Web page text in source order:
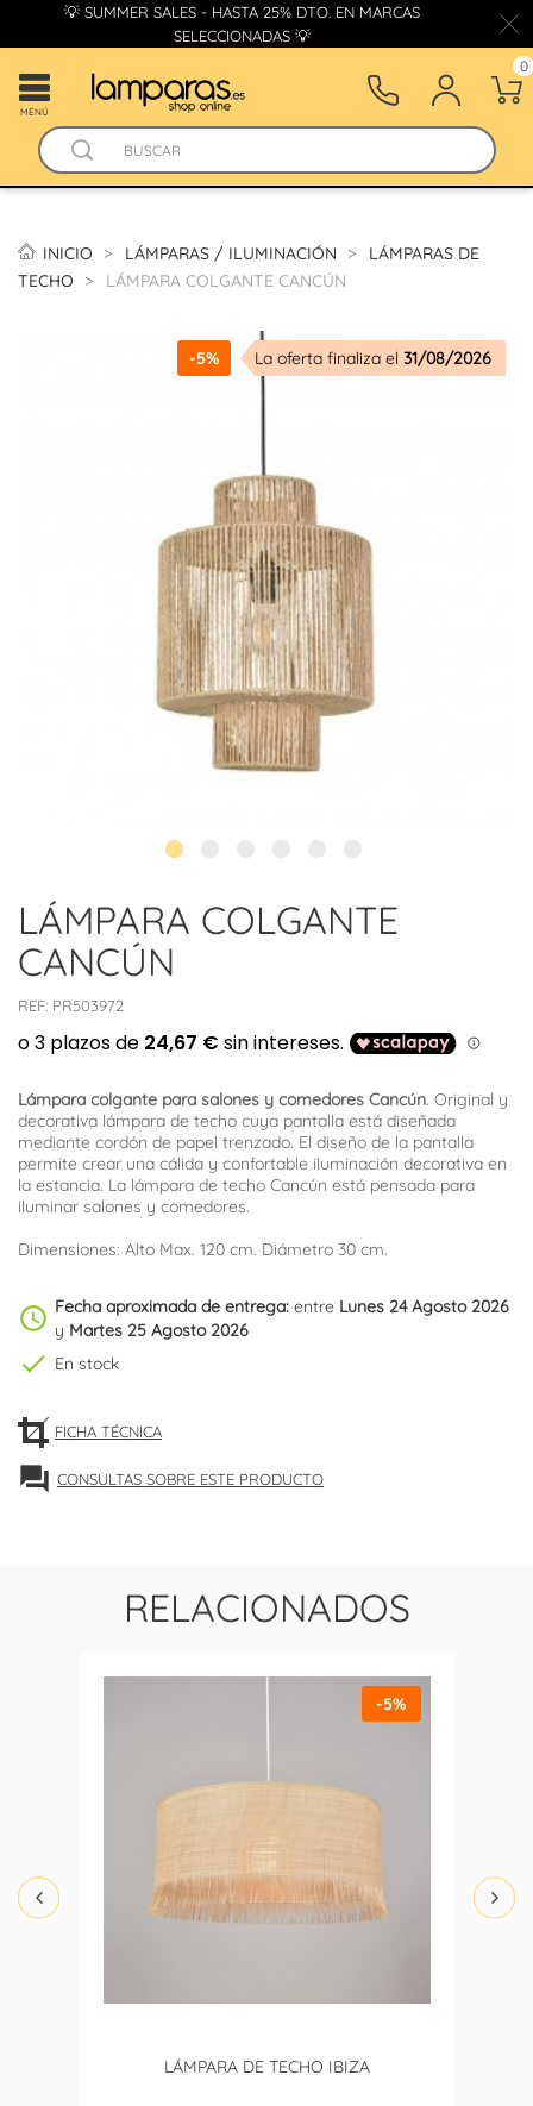
💡 SUMMER SALES - HASTA 25% DTO. EN MARCAS
SELECCIONADAS 💡
MENÚ
0
INICIO LÁMPARAS / ILUMINACIÓN
LÁMPARAS DE
TECHO
LÁMPARA COLGANTE CANCÚN
-5% La oferta finaliza el 31/08/2026
LÁMPARA COLGANTE
CANCÚN
REF: PR503972
Lámpara colgante para salones y comedores Cancún. Original y
decorativa lámpara de techo cuya pantalla está diseñada
mediante cordón de papel trenzado. El diseño de la pantalla
permite crear una cálida y confortable iluminación decorativa en
la estancia. La lámpara de techo Cancún está pensada para
iluminar salones y comedores.
Dimensiones: Alto Max. 120 cm. Diámetro 30 cm.
schedule Fecha aproximada de entrega: entre Lunes 24 Agosto 2026
y Martes 25 Agosto 2026
check En stock
FICHA TÉCNICA
forum CONSULTAS SOBRE ESTE PRODUCTO
RELACIONADOS
LÁMPARA DE TECHO IBIZA
-5%